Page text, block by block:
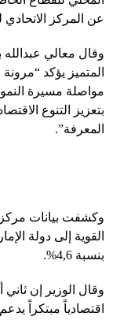
عن المركز الاتحادي
وقال معالي عبدالله
المتميز يؤكد
مواصلة مسيرة
بتعزيز التنوع
المعرفة”.
وكشفت بيانات مركز
القوية إلى دولة
بنسبة 4,6%.
وقال الوزير إن ثاني
اقتصادياً مبتكراً